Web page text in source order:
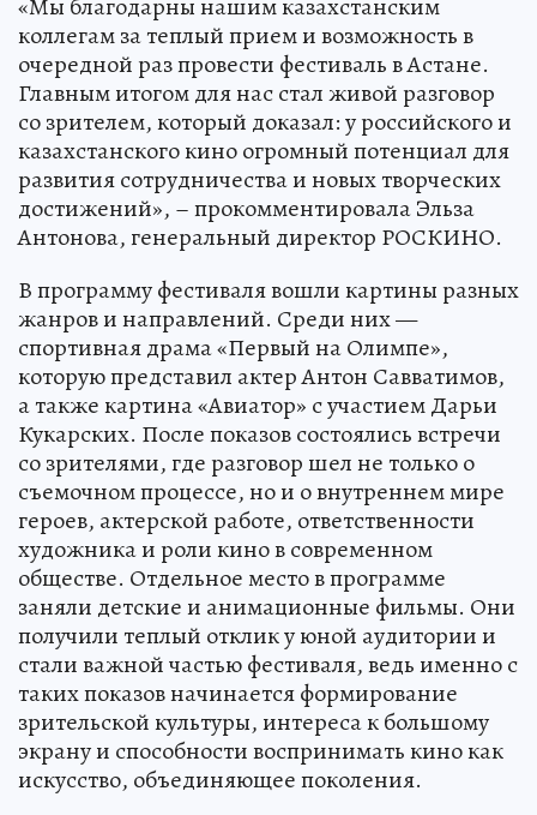
«Мы благодарны нашим казахстанским
коллегам за теплый прием и возможность в
очередной раз провести фестиваль в Астане.
Главным итогом для нас стал живой разговор
со зрителем, который доказал: у российского и
казахстанского кино огромный потенциал для
развития сотрудничества и новых творческих
достижений», – прокомментировала Эльза
Антонова, генеральный директор РОСКИНО.
В программу фестиваля вошли картины разных
жанров и направлений. Среди них —
спортивная драма «Первый на Олимпе»,
которую представил актер Антон Савватимов,
а также картина «Авиатор» с участием Дарьи
Кукарских. После показов состоялись встречи
со зрителями, где разговор шел не только о
съемочном процессе, но и о внутреннем мире
героев, актерской работе, ответственности
художника и роли кино в современном
обществе. Отдельное место в программе
заняли детские и анимационные фильмы. Они
получили теплый отклик у юной аудитории и
стали важной частью фестиваля, ведь именно с
таких показов начинается формирование
зрительской культуры, интереса к большому
экрану и способности воспринимать кино как
искусство, объединяющее поколения.